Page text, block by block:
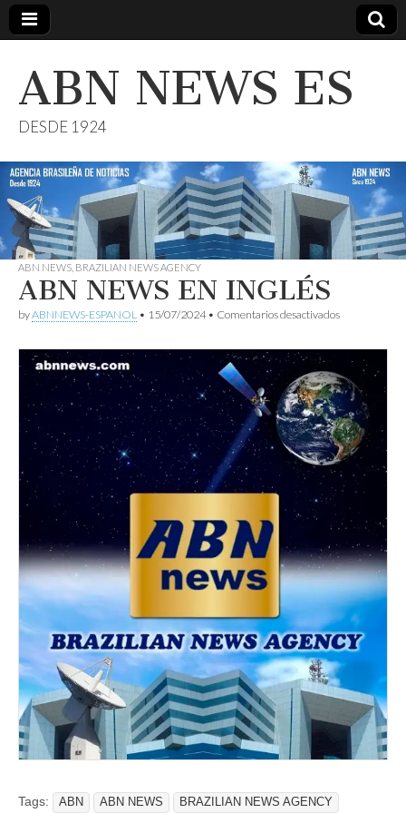
ABN NEWS ES
DESDE 1924
ABN NEWS BRAZILIAN NEWS AGENCY
ABN NEWS EN INGLÉS
byABNNEWS-ESPANOL • 15/07/2024• Comentarios desactivadosen
INGLÉS
Tags: ABN ABN NEWS BRAZILIAN NEWS AGENCY